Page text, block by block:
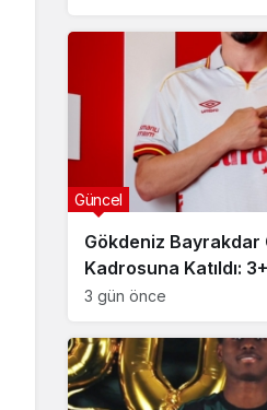
Gökdeniz Bayrakdar
Kadrosuna Katıldı:
3 gün önce
Güncel